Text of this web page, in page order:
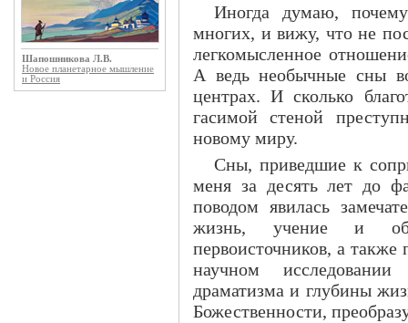
Шапошникова Л.В.
Новое планетарное мышление
и Россия
Иногда думаю,
многих, и вижу, что не
легкомысленное
А ведь необычные сны
центрах. И сколько
гасимой стеной
новому миру.
Сны, приведшие к
меня за десять лет до
поводом явилась
жизнь, учение и
первоисточников, а также
научном исследовании
драматизма и глубины
Божественности,